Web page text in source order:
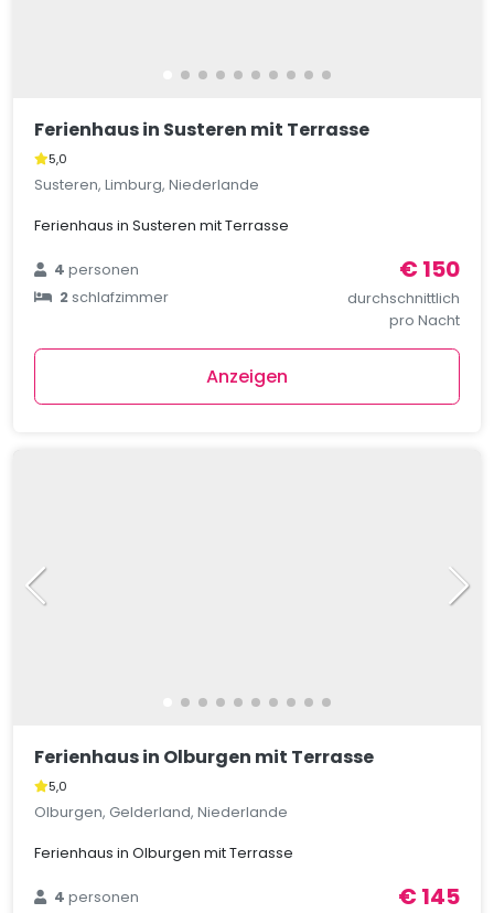
Ferienhaus in Susteren mit Terrasse
5,0
Susteren, Limburg, Niederlande
Ferienhaus in Susteren mit Terrasse
4personen
2schlafzimmer
€ 150
durchschnittlich
pro Nacht
Anzeigen
Ferienhaus in Olburgen mit Terrasse
5,0
Olburgen, Gelderland, Niederlande
Ferienhaus in Olburgen mit Terrasse
4personen
€ 145